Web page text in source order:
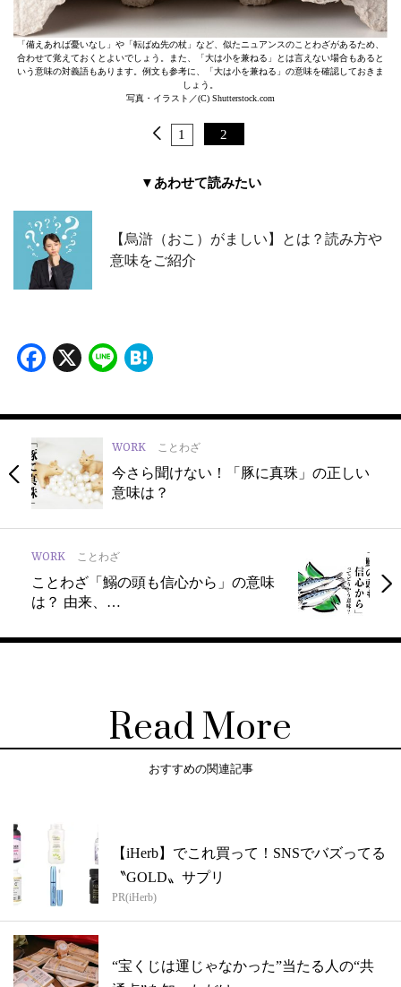
「備えあれば憂いなし」や「転ばぬ先の杖」など、似たニュアンスのことわざがあるため、
合わせて覚えておくとよいでしょう。また、「大は小を兼ねる」とは言えない場合もあると
いう意味の対義語もあります。例文も参考に、「大は小を兼ねる」の意味を確認しておきま
しょう。
写真・イラスト／(C) Shutterstock.com
1 2
▼あわせて読みたい
【烏滸（おこ）がましい】とは？読み方や
意味をご紹介
Facebook
X Line
WORK ことわざ
今さら聞けない！「豚に真珠」の正しい
意味は？
WORK ことわざ
ことわざ「鰯の頭も信心から」の意味
は？ 由来、…
Read More
おすすめの関連記事
【iHerb】でこれ買って！SNSでバズってる
〝GOLD〟サプリ
PR(iHerb)
“宝くじは運じゃなかった”当たる人の“共